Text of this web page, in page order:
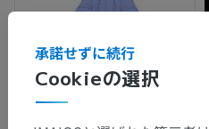
Cookieの選択
承諾せずに続行